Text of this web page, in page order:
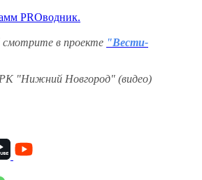
PROводник.
в проекте "Вести-
"Нижний Новгород" (видео)